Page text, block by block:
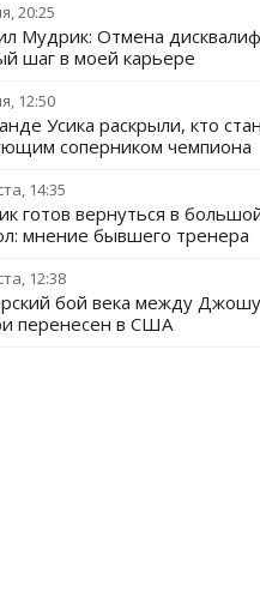
20:25
Мудрик: Отмена
шаг в моей карьере
12:50
Усика раскрыли, кто
соперником чемпиона
14:35
готов вернуться в
мнение бывшего тренера
12:38
бой века между
перенесен в США